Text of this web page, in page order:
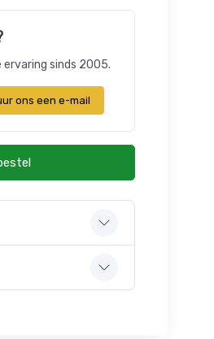
ervaring sinds 2005.
ons een e-mail